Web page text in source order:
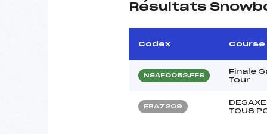
Résultats
Codex Course
NSAF0052.FFS
Finale
Tour
FRA7209
TOUS